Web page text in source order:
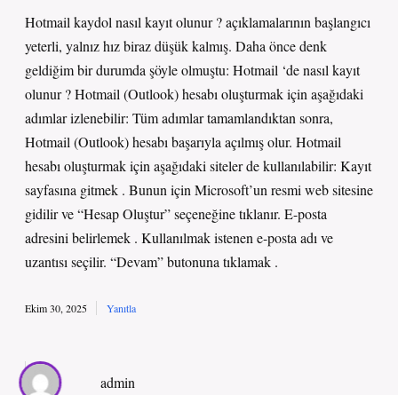
Hotmail kaydol nasıl kayıt olunur ? açıklamalarının başlangıcı
yeterli, yalnız hız biraz düşük kalmış. Daha önce denk
geldiğim bir durumda şöyle olmuştu: Hotmail ‘de nasıl kayıt
olunur ? Hotmail (Outlook) hesabı oluşturmak için aşağıdaki
adımlar izlenebilir: Tüm adımlar tamamlandıktan sonra,
Hotmail (Outlook) hesabı başarıyla açılmış olur. Hotmail
hesabı oluşturmak için aşağıdaki siteler de kullanılabilir: Kayıt
sayfasına gitmek . Bunun için Microsoft’un resmi web sitesine
gidilir ve “Hesap Oluştur” seçeneğine tıklanır. E-posta
adresini belirlemek . Kullanılmak istenen e-posta adı ve
uzantısı seçilir. “Devam” butonuna tıklamak .
Ekim 30, 2025 Yanıtla
admin